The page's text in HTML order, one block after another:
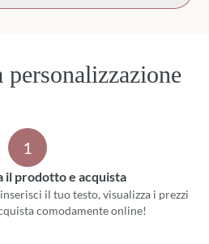
1
il prodotto e acquista
il tuo testo, visualizza i prezzi
comodamente online!